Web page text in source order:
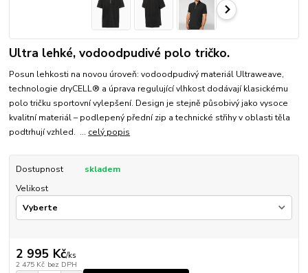
Ultra lehké, vodoodpudivé polo tričko.
Posun lehkosti na novou úroveň: vodoodpudivý materiál Ultraweave,
technologie dryCELL® a úprava regulující vlhkost dodávají klasickému
polo tričku sportovní vylepšení. Design je stejně působivý jako vysoce
kvalitní materiál – podlepený přední zip a technické střihy v oblasti těla
podtrhují vzhled. ... celý popis
Dostupnost
skladem
Velikost
2 995 Kč/ks
2 475 Kč bez DPH